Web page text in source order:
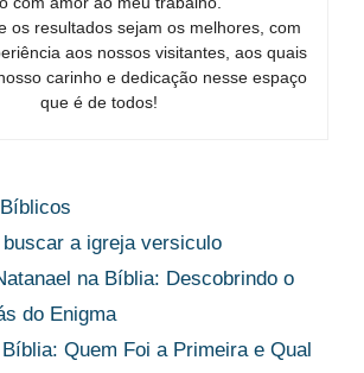
os resultados sejam os melhores, com
aos nossos visitantes, aos quais
carinho e dedicação nesse espaço
que é de todos!
a igreja versiculo
na Bíblia: Descobrindo o
do Enigma
Quem Foi a Primeira e Qual